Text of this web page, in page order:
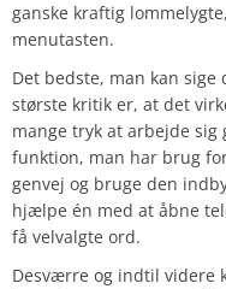
ganske kraftig
menutasten.
Det bedste, man kan sige
største kritik er, at det
mange tryk at arbejde
funktion, man har brug
genvej og bruge den
hjælpe én med at åbne
få velvalgte ord.
Desværre og indtil videre